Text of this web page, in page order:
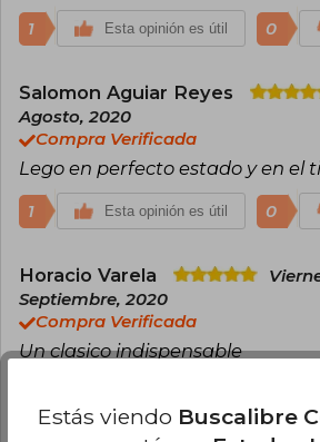
1 Esta opinión es útil 0
Salomon Aguiar Reyes
Agosto, 2020
Compra Verificada
Lego en perfecto estado y en el
1 Esta opinión es útil 0
Horacio Varela
Septiembre, 2020
Compra Verificada
Un clasico indispensable
Estás viendo Buscalibre